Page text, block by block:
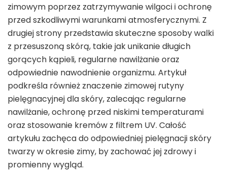
zimowym poprzez zatrzymywanie wilgoci i ochronę
przed szkodliwymi warunkami atmosferycznymi. Z
drugiej strony przedstawia skuteczne sposoby walki
z przesuszoną skórą, takie jak unikanie długich
gorących kąpieli, regularne nawilżanie oraz
odpowiednie nawodnienie organizmu. Artykuł
podkreśla również znaczenie zimowej rutyny
pielęgnacyjnej dla skóry, zalecając regularne
nawilżanie, ochronę przed niskimi temperaturami
oraz stosowanie kremów z filtrem UV. Całość
artykułu zachęca do odpowiedniej pielęgnacji skóry
twarzy w okresie zimy, by zachować jej zdrowy i
promienny wygląd.